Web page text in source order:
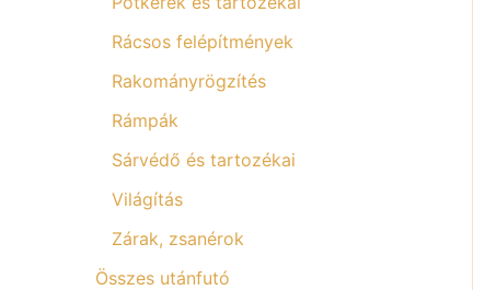
Rácsos felépítmények
Rakományrögzítés
Rámpák
Sárvédő és tartozékai
Világítás
Zárak, zsanérok
Összes utánfutó